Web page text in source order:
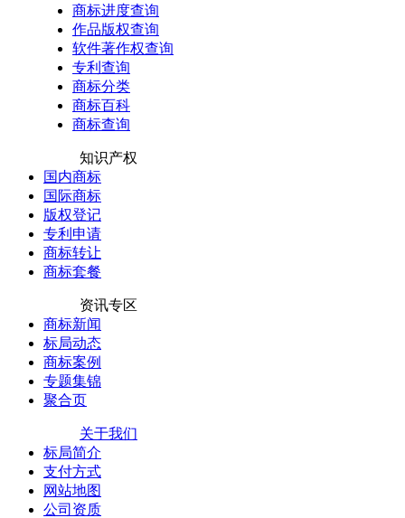
商标进度查询
作品版权查询
软件著作权查询
专利查询
商标分类
商标百科
商标查询
知识产权
国内商标
国际商标
版权登记
专利申请
商标转让
商标套餐
资讯专区
商标新闻
标局动态
商标案例
专题集锦
聚合页
关于我们
标局简介
支付方式
网站地图
公司资质